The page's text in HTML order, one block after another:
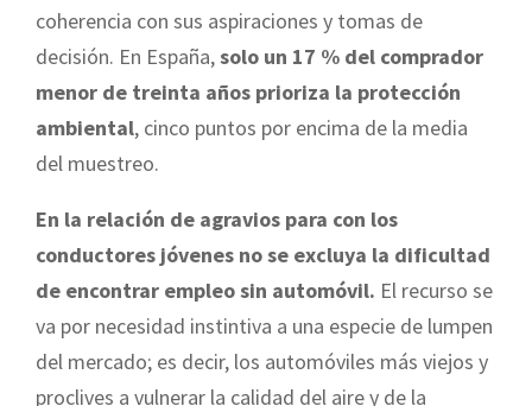
coherencia con sus aspiraciones y tomas de
decisión. En España,solo un 17 % del comprador
menor de treinta años prioriza la protección
ambiental, cinco puntos por encima de la media
del muestreo.
En la relación de agravios para con los
conductores jóvenes no se excluya la dificultad
de encontrar empleo sin automóvil. El recurso se
va por necesidad instintiva a una especie de lumpen
del mercado; es decir, los automóviles más viejos y
proclives a vulnerar la calidad del aire y de la